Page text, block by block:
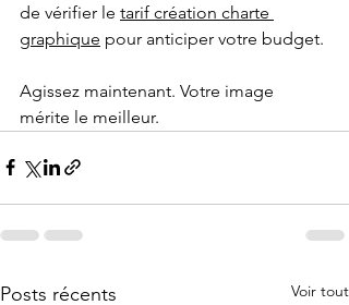
de vérifier le tarif création charte
graphique pour anticiper votre budget.
Agissez maintenant. Votre image
mérite le meilleur.
Posts récents Voir tout